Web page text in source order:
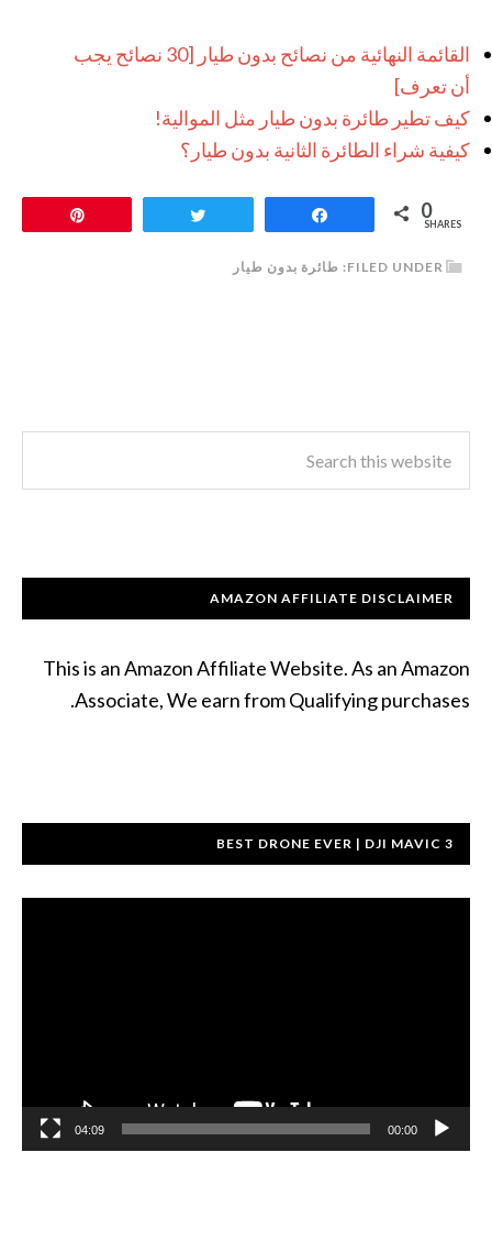
القائمة النهائية من نصائح بدون طيار [30 نصائح يجب
أن تعرف]
كيف تطير طائرة بدون طيار مثل الموالية!
كيفية شراء الطائرة الثانية بدون طيار؟
0
SHARES
FILED UNDER: طائرة بدون طيار
AMAZON AFFILIATE DISCLAIMER
This is an Amazon Affiliate Website. As an Amazon
Associate, We earn from Qualifying purchases.
BEST DRONE EVER | DJI MAVIC 3
00:00
04:09